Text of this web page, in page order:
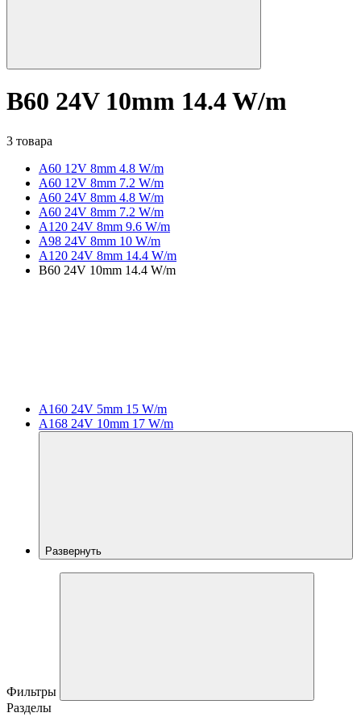
B60 24V 10mm 14.4 W/m
3 товара
A60 12V 8mm 4.8 W/m
A60 12V 8mm 7.2 W/m
A60 24V 8mm 4.8 W/m
A60 24V 8mm 7.2 W/m
A120 24V 8mm 9.6 W/m
A98 24V 8mm 10 W/m
A120 24V 8mm 14.4 W/m
B60 24V 10mm 14.4 W/m
A160 24V 5mm 15 W/m
A168 24V 10mm 17 W/m
Развернуть
Фильтры
Разделы